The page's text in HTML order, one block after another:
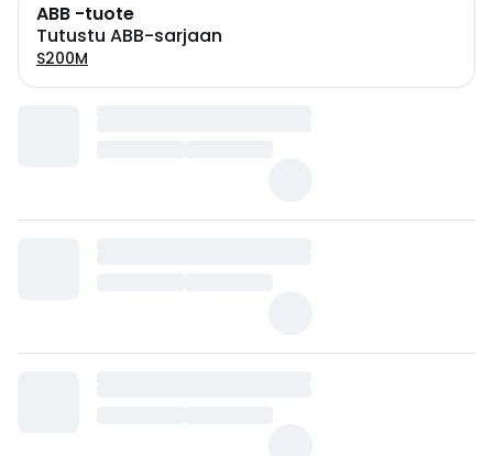
ABB -tuote
Tutustu ABB-sarjaan
S200M